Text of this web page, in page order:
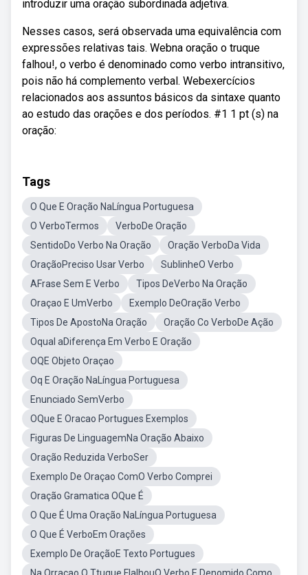
introduzir uma oração subordinada adjetiva.
Nesses casos, será observada uma equivalência com
expressões relativas tais. Webna oração o truque
falhou!, o verbo é denominado como verbo intransitivo,
pois não há complemento verbal. Webexercícios
relacionados aos assuntos básicos da sintaxe quanto
ao estudo das orações e dos períodos. #1 1 pt (s) na
oração:
Tags
O Que E Oração NaLíngua Portuguesa
O VerboTermos
VerboDe Oração
SentidoDo Verbo Na Oração
Oração VerboDa Vida
OraçãoPreciso Usar Verbo
SublinheO Verbo
AFrase Sem E Verbo
Tipos DeVerbo Na Oração
Oraçao E UmVerbo
Exemplo DeOração Verbo
Tipos De ApostoNa Oração
Oração Co VerboDe Ação
Oqual aDiferença Em Verbo E Oração
OQE Objeto Oraçao
Oq E Oração NaLíngua Portuguesa
Enunciado SemVerbo
OQue E Oracao Portugues Exemplos
Figuras De LinguagemNa Oração Abaixo
Oração Reduzida VerboSer
Exemplo De Oraçao ComO Verbo Comprei
Oração Gramatica OQue É
O Que É Uma Oração NaLíngua Portuguesa
O Que É VerboEm Orações
Exemplo De OraçãoE Texto Portugues